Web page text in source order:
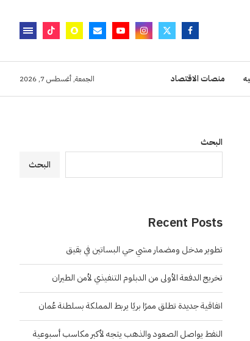
منصات الاقتصاد الجمعة, أغسطس 7, 2026
البحث
البحث
Recent Posts
تطوير مدخل ومضمار مشي حي البساتين في بقيق
تخريج الدفعة الأولى من الدبلوم التنفيذي لأمن الطيران
اتفاقية جديدة تطلق ممرًا بريًا يربط المملكة بسلطنة عُمان
النفط يواصل الصعود والذهب يتجه لأكبر مكاسب أسبوعية